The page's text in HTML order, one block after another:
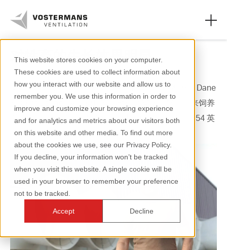
This website stores cookies on your computer.
These cookies are used to collect information about
how you interact with our website and allow us to
remember you. We use this information in order to
improve and customize your browsing experience
and for analytics and metrics about our visitors both
on this website and other media. To find out more
about the cookies we use, see our Privacy Policy.
If you decline, your information won’t be tracked
when you visit this website. A single cookie will be
used in your browser to remember your preference
not to be tracked.
Accept Decline
轴流风机和零件
农业领域
工业领域
资源页面
关于我们
+31 (0)77 389 32 32
ventilation@vostermans.com
对牲畜的生长效果明显
美国Keota，Iowa的Jaeger农场。Jaeger农场由
Dane
Clint Jaeger
间猪舍用来饲养
育成猪，均采用了隧道通风。其中一间使用了10 54 英
寸的Multifan玻璃纤维拢风筒风机Vplus 。